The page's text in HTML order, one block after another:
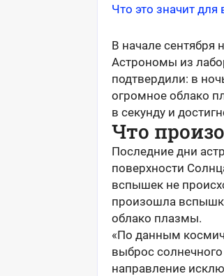
Что это значит для
В начале
Астрономы из
подтвердили: в
огромное облако
в секунду и
Что
Последние дни
поверхности
вспышек не
произошла
облако плазмы.
«По данным
выброс
направление